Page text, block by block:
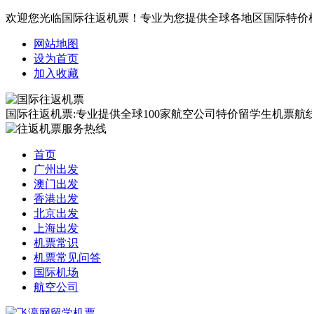
欢迎您光临国际往返机票！专业为您提供全球各地区国际特价
网站地图
设为首页
加入收藏
国际往返机票:专业提供全球100家航空公司特价留学生机票
首页
广州出发
澳门出发
香港出发
北京出发
上海出发
机票常识
机票常见问答
国际机场
航空公司